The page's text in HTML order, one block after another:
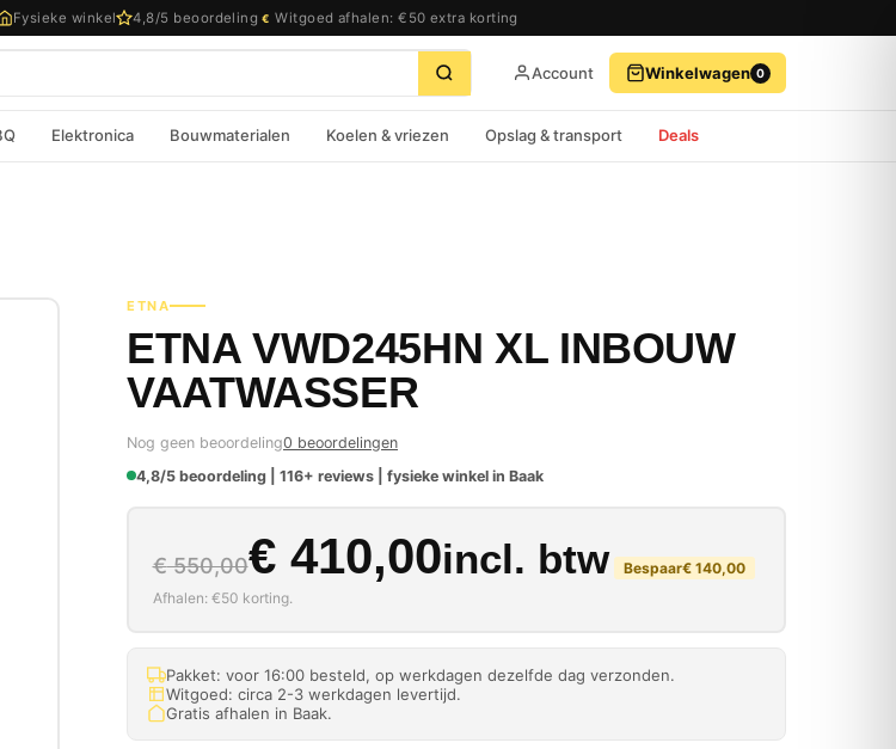
Fysieke winkel 4,8/5 beoordeling € Witgoed afhalen: €50 extra korting
Account Winkelwagen 0
Elektronica Bouwmaterialen Koelen & vriezen Opslag & transport Deals
ETNA
ETNA VWD245HN XL INBOUW
VAATWASSER
Nog geen beoordeling0 beoordelingen
4,8/5 beoordeling | 116+ reviews | fysieke winkel in Baak
€550,00
Oorspronkelijke prijs was: €
€410,00
Huidige prijs is: € 410,00.
incl. btw Bespaar€140,00
Afhalen: €50 korting.
Pakket: voor 16:00 besteld, op werkdagen dezelfde dag verzonden.
Witgoed: circa 2-3 werkdagen levertijd.
Gratis afhalen in Baak.
BEKIJK WINKELWAGEN AFREKENEN